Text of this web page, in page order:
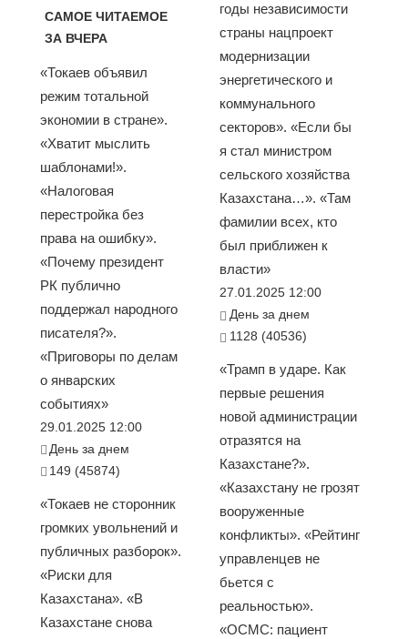
САМОЕ ЧИТАЕМОЕ
ЗА ВЧЕРА
«Токаев объявил
режим тотальной
экономии в стране».
«Хватит мыслить
шаблонами!».
«Налоговая
перестройка без
права на ошибку».
«Почему президент
РК публично
поддержал народного
писателя?».
«Приговоры по делам
о январских
событиях»
29.01.2025 12:00
День за днем
149 (45874)
«Токаев не сторонник
громких увольнений и
публичных разборок».
«Риски для
Казахстана». «В
Казахстане снова
годы независимости
страны нацпроект
модернизации
энергетического и
коммунального
секторов». «Если бы
я стал министром
сельского хозяйства
Казахстана…». «Там
фамилии всех, кто
был приближен к
власти»
27.01.2025 12:00
День за днем
1128 (40536)
«Трамп в ударе. Как
первые решения
новой администрации
отразятся на
Казахстане?».
«Казахстану не грозят
вооруженные
конфликты». «Рейтинг
управленцев не
бьется с
реальностью».
«ОСМС: пациент